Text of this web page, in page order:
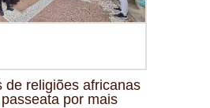
de religiões africanas
por mais